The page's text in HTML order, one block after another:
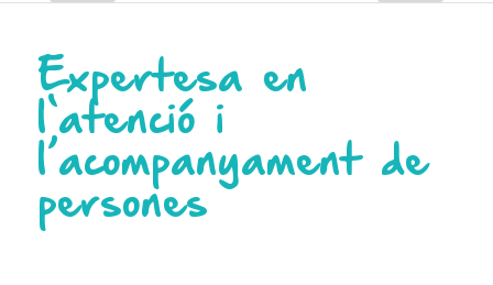
Expertesa en
l‘atenció i
l’acompanyament de
persones